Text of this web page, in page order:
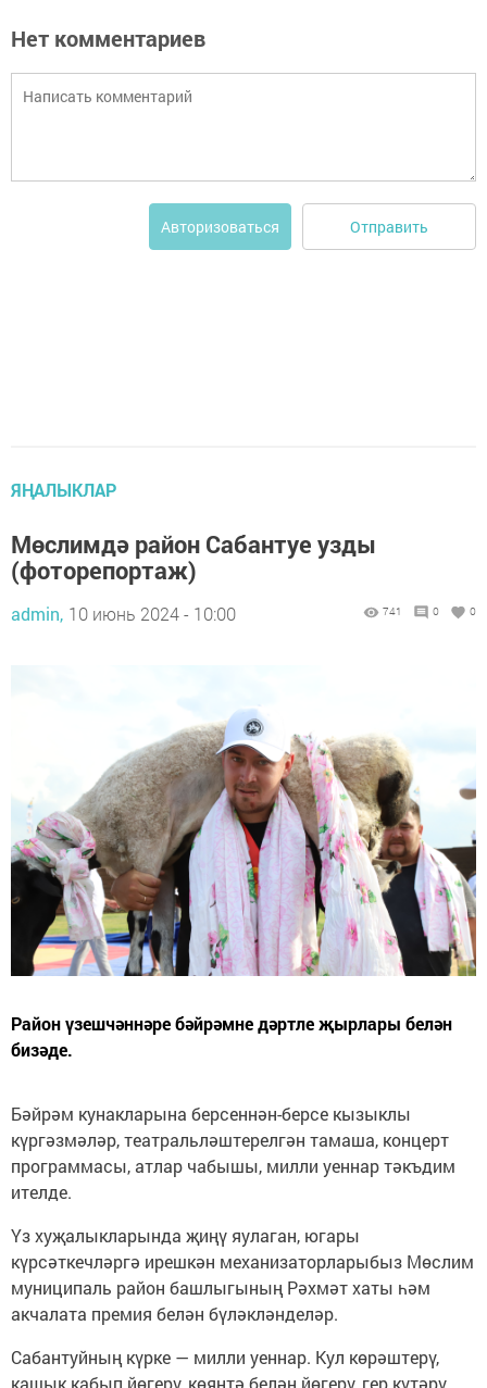
Нет комментариев
Авторизоваться Отправить
ЯҢАЛЫКЛАР
Мөслимдә район Сабантуе узды
(фоторепортаж)
admin, 10 июнь 2024 - 10:00 741 0 0
Район үзешчәннәре бәйрәмне дәртле җырлары белән
бизәде.
Бәйрәм кунакларына берсеннән-берсе кызыклы
күргәзмәләр, театральләштерелгән тамаша, концерт
программасы, атлар чабышы, милли уеннар тәкъдим
ителде.
Үз хуҗалыкларында җиңү яулаган, югары
күрсәткечләргә ирешкән механизаторларыбыз Мөслим
муниципаль район башлыгының Рәхмәт хаты һәм
акчалата премия белән бүләкләнделәр.
Сабантуйның күрке — милли уеннар. Кул көрәштерү,
кашык кабып йөгерү, көянтә белән йөгерү, гер күтәрү,